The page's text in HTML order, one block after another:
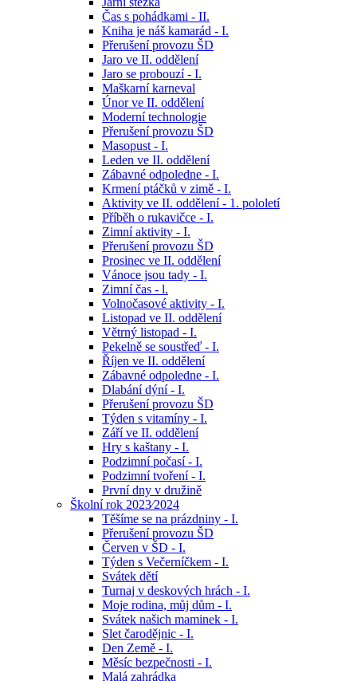
Čas s pohádkami - II.
Kniha je náš kamarád - I.
Přerušení provozu ŠD
Jaro ve II. oddělení
Jaro se probouzí - I.
Maškarní karneval
Únor ve II. oddělení
Moderní technologie
Přerušení provozu ŠD
Masopust - I.
Leden ve II. oddělení
Zábavné odpoledne - I.
Krmení ptáčků v zimě - I.
Aktivity ve II. oddělení - 1. pololetí
Příběh o rukavičce - I.
Zimní aktivity - I.
Přerušení provozu ŠD
Prosinec ve II. oddělení
Vánoce jsou tady - I.
Zimní čas - l.
Volnočasové aktivity - I.
Listopad ve II. oddělení
Větrný listopad - I.
Pekelně se soustřeď - I.
Říjen ve II. oddělení
Zábavné odpoledne - I.
Dlabání dýní - I.
Přerušení provozu ŠD
Týden s vitamíny - I.
Září ve II. oddělení
Hry s kaštany - I.
Podzimní počasí - I.
Podzimní tvoření - I.
První dny v družině
Školní rok 2023⁄2024
Těšíme se na prázdniny - I.
Přerušení provozu ŠD
Červen v ŠD - I.
Týden s Večerníčkem - I.
Svátek dětí
Turnaj v deskových hrách - I.
Moje rodina, můj dům - I.
Svátek našich maminek - I.
Slet čarodějnic - I.
Den Země - I.
Měsíc bezpečnosti - I.
Malá zahrádka